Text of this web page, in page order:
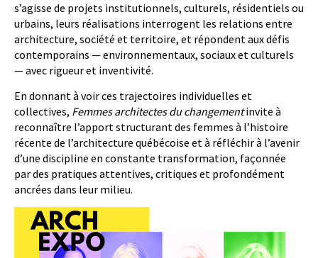
s’agisse de projets institutionnels, culturels, résidentiels ou
urbains, leurs réalisations interrogent les relations entre
architecture, société et territoire, et répondent aux défis
contemporains — environnementaux, sociaux et culturels
— avec rigueur et inventivité.
En donnant à voir ces trajectoires individuelles et
collectives, Femmes architectes du changementinvite à
reconnaître l’apport structurant des femmes à l’histoire
récente de l’architecture québécoise et à réfléchir à l’avenir
d’une discipline en constante transformation, façonnée
par des pratiques attentives, critiques et profondément
ancrées dans leur milieu.